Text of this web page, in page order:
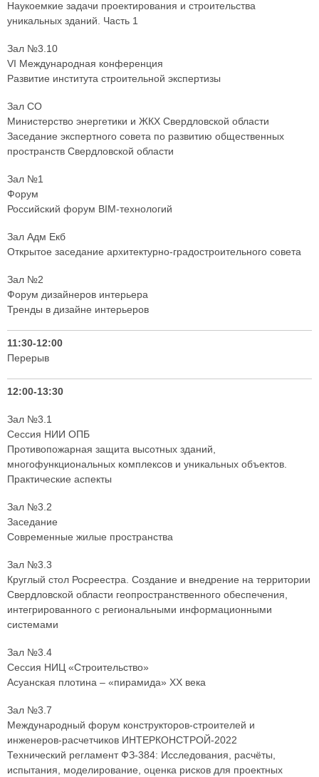
Наукоемкие задачи проектирования и строительства
уникальных зданий. Часть 1
Зал №3.10
VI Международная конференция
Развитие института строительной экспертизы
Зал СО
Министерство энергетики и ЖКХ Свердловской области
Заседание экспертного совета по развитию общественных
пространств Свердловской области
Зал №1
Форум
Российский форум BIM-технологий
Зал Адм Екб
Открытое заседание архитектурно-градостроительного совета
Зал №2
Форум дизайнеров интерьера
Тренды в дизайне интерьеров
11:30-12:00
Перерыв
12:00-13:30
Зал №3.1
Сессия НИИ ОПБ
Противопожарная защита высотных зданий,
многофункциональных комплексов и уникальных объектов.
Практические аспекты
Зал №3.2
Заседание
Современные жилые пространства
Зал №3.3
Круглый стол Росреестра. Создание и внедрение на территории
Свердловской области геопространственного обеспечения,
интегрированного с региональными информационными
системами
Зал №3.4
Сессия НИЦ «Строительство»
Асуанская плотина – «пирамида» ХХ века
Зал №3.7
Международный форум конструкторов-строителей и
инженеров-расчетчиков ИНТЕРКОНСТРОЙ-2022
Технический регламент ФЗ-384: Исследования, расчёты,
испытания, моделирование, оценка рисков для проектных